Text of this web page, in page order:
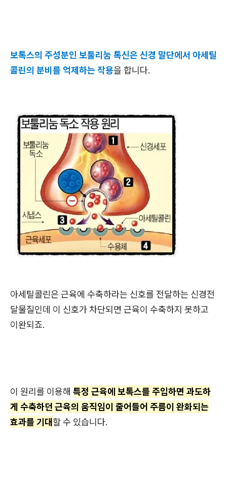
보톡스의 주성분인 보툴리눔 톡신은 신경 말단에서 아세틸
콜린의 분비를 억제하는 작용을 합니다.
아세틸콜린은 근육에 수축하라는 신호를 전달하는 신경전
달물질인데 이 신호가 차단되면 근육이 수축하지 못하고
이완되죠.
이 원리를 이용해 특정 근육에 보톡스를 주입하면 과도하
게 수축하던 근육의 움직임이 줄어들어 주름이 완화되는
효과를 기대할 수 있습니다.